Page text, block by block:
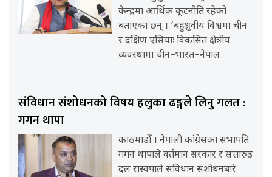
केन्द्रमा आर्थिक कूटनीति रहेको
बताएका छन् । ‘बहुध्रुवीय विश्वमा चीन
र दक्षिण एसियाः विकसित क्षेत्रीय
व्यवस्थामा चीन–भारत–नेपाल
संविधान संशोधनको विषय हलुका ढङ्गले लिनु गलत :
गगन थापा
काठमाडौँ । नेपाली कांग्रेसका सभापति
गगन थापाले वर्तमान सरकार र सत्तारुढ
दल रास्वपाले संविधान संशोधनबारे